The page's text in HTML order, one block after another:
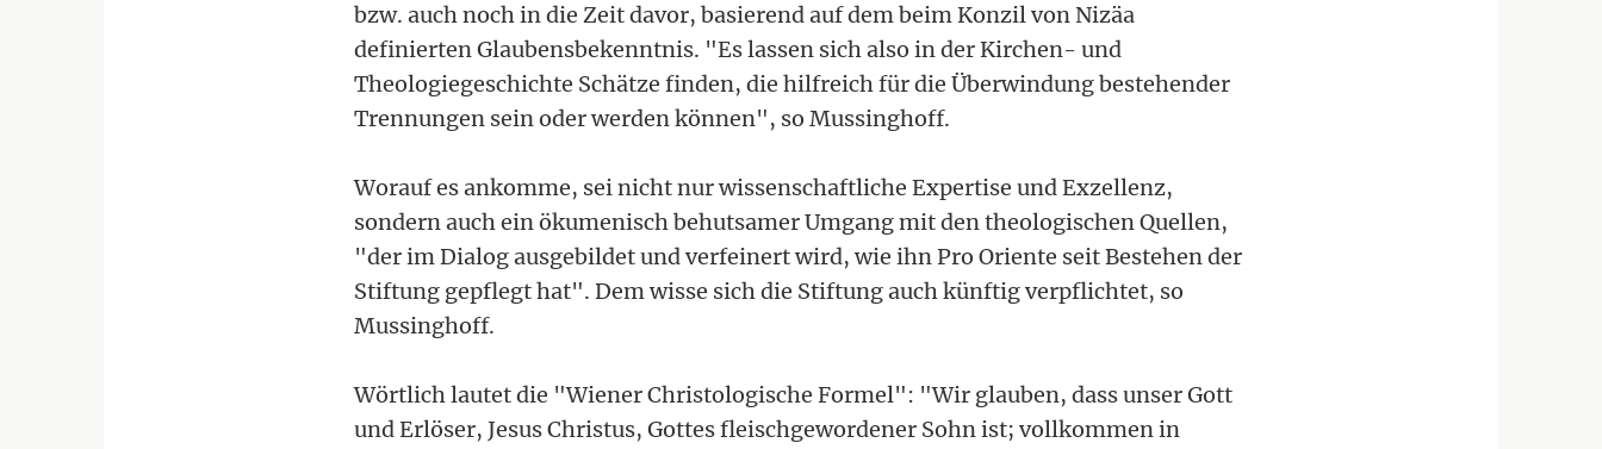
bzw. auch noch in die Zeit davor, basierend auf dem beim Konzil von Nizäa
definierten Glaubensbekenntnis. "Es lassen sich also in der Kirchen- und
Theologiegeschichte Schätze finden, die hilfreich für die Überwindung bestehender
Trennungen sein oder werden können", so Mussinghoff.
Worauf es ankomme, sei nicht nur wissenschaftliche Expertise und Exzellenz,
sondern auch ein ökumenisch behutsamer Umgang mit den theologischen Quellen,
"der im Dialog ausgebildet und verfeinert wird, wie ihn Pro Oriente seit Bestehen der
Stiftung gepflegt hat". Dem wisse sich die Stiftung auch künftig verpflichtet, so
Mussinghoff.
Wörtlich lautet die "Wiener Christologische Formel": "Wir glauben, dass unser Gott
und Erlöser, Jesus Christus, Gottes fleischgewordener Sohn ist; vollkommen in